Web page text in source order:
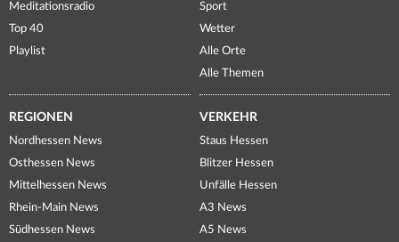
Meditationsradio
Top 40
Playlist
Sport
Wetter
Alle Orte
Alle Themen
REGIONEN
Nordhessen News
Osthessen News
Mittelhessen News
Rhein-Main News
Südhessen News
VERKEHR
Staus Hessen
Blitzer Hessen
Unfälle Hessen
A3 News
A5 News